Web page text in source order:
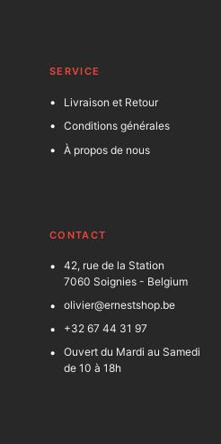
SERVICE
Livraison et Retour
Conditions générales
À propos de nous
CONTACT
42, rue de la Station
7060 Soignies - Belgium
olivier@ernestshop.be
+32 67 44 31 97
Ouvert du Mardi au Samedi
de 10 à 18h